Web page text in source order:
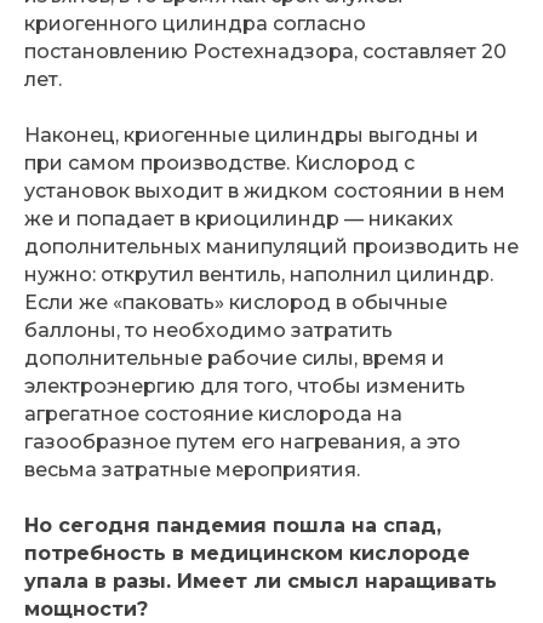
криогенного цилиндра согласно
постановлению Ростехнадзора, составляет 20
лет.
Наконец, криогенные цилиндры выгодны и
при самом производстве. Кислород с
установок выходит в жидком состоянии в нем
же и попадает в криоцилиндр — никаких
дополнительных манипуляций производить не
нужно: открутил вентиль, наполнил цилиндр.
Если же «паковать» кислород в обычные
баллоны, то необходимо затратить
дополнительные рабочие силы, время и
электроэнергию для того, чтобы изменить
агрегатное состояние кислорода на
газообразное путем его нагревания, а это
весьма затратные мероприятия.
Но сегодня пандемия пошла на спад,
потребность в медицинском кислороде
упала в разы. Имеет ли смысл наращивать
мощности?